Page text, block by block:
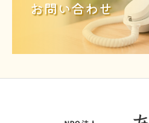
お問い合わせ